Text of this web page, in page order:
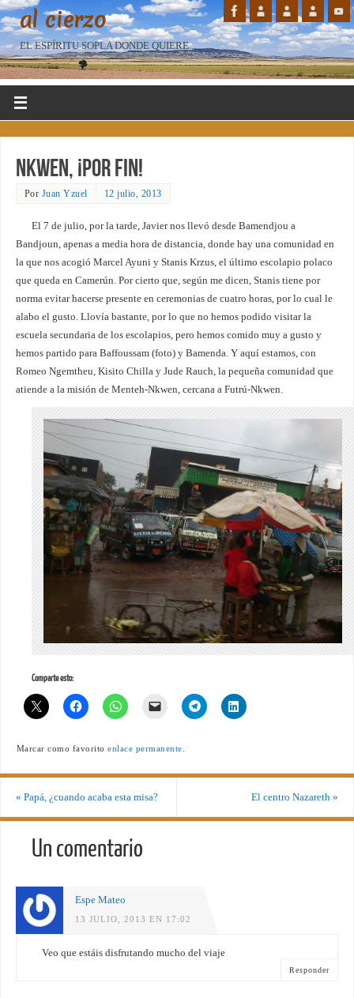
al cierzo
EL ESPÍRITU SOPLA DONDE QUIERE...
Nkwen, ¡por fin!
Por Juan Yzuel 12 julio, 2013
El 7 de julio, por la tarde, Javier nos llevó desde Bamendjou a
Bandjoun, apenas a media hora de distancia, donde hay una comunidad en
la que nos acogió Marcel Ayuni y Stanis Krzus, el último escolapio polaco
que queda en Camerún. Por cierto que, según me dicen, Stanis tiene por
norma evitar hacerse presente en ceremonias de cuatro horas, por lo cual le
alabo el gusto. Llovía bastante, por lo que no hemos podido visitar la
escuela secundaria de los escolapios, pero hemos comido muy a gusto y
hemos partido para Baffoussam (foto) y Bamenda. Y aquí estamos, con
Romeo Ngemtheu, Kisito Chilla y Jude Rauch, la pequeña comunidad que
atiende a la misión de Menteh-Nkwen, cercana a Futrú-Nkwen.
Comparte esto:
Marcar como favoritoenlace permanente
« Papá, ¿cuando acaba esta misa? El centro Nazareth»
Un comentario
Espe Mateo
13 JULIO, 2013 EN 17:02
Veo que estáis disfrutando mucho del viaje
Responder